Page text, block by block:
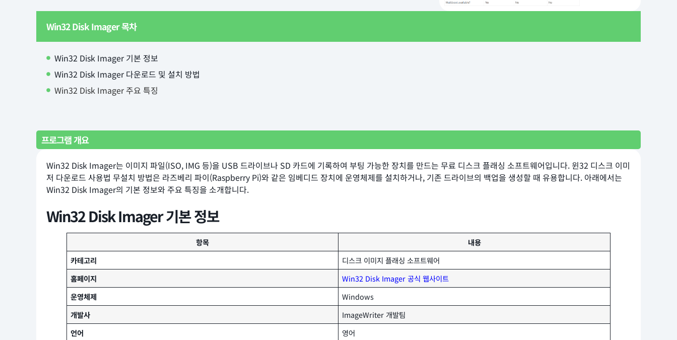
Win32 Disk Imager 목차
Win32 Disk Imager 기본 정보
Win32 Disk Imager 다운로드 및 설치 방법
Win32 Disk Imager 주요 특징
프로그램 개요
Win32 Disk Imager는 이미지 파일(ISO, IMG 등)을 USB 드라이브나 SD 카드에 기록하여 부팅 가능한 장치를 만드는 무료 디스크 플래싱 소프트웨어입니다. 윈32 디스크 이미
저 다운로드 사용법 무설치 방법은 라즈베리 파이(Raspberry Pi)와 같은 임베디드 장치에 운영체제를 설치하거나, 기존 드라이브의 백업을 생성할 때 유용합니다. 아래에서는
Win32 Disk Imager의 기본 정보와 주요 특징을 소개합니다.
Win32 Disk Imager 기본 정보
항목
내용
카테고리
디스크 이미지 플래싱 소프트웨어
홈페이지
Win32 Disk Imager 공식 웹사이트
운영체제
Windows
개발사
ImageWriter 개발팀
언어
영어